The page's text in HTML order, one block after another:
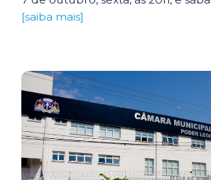
[saiba mais]